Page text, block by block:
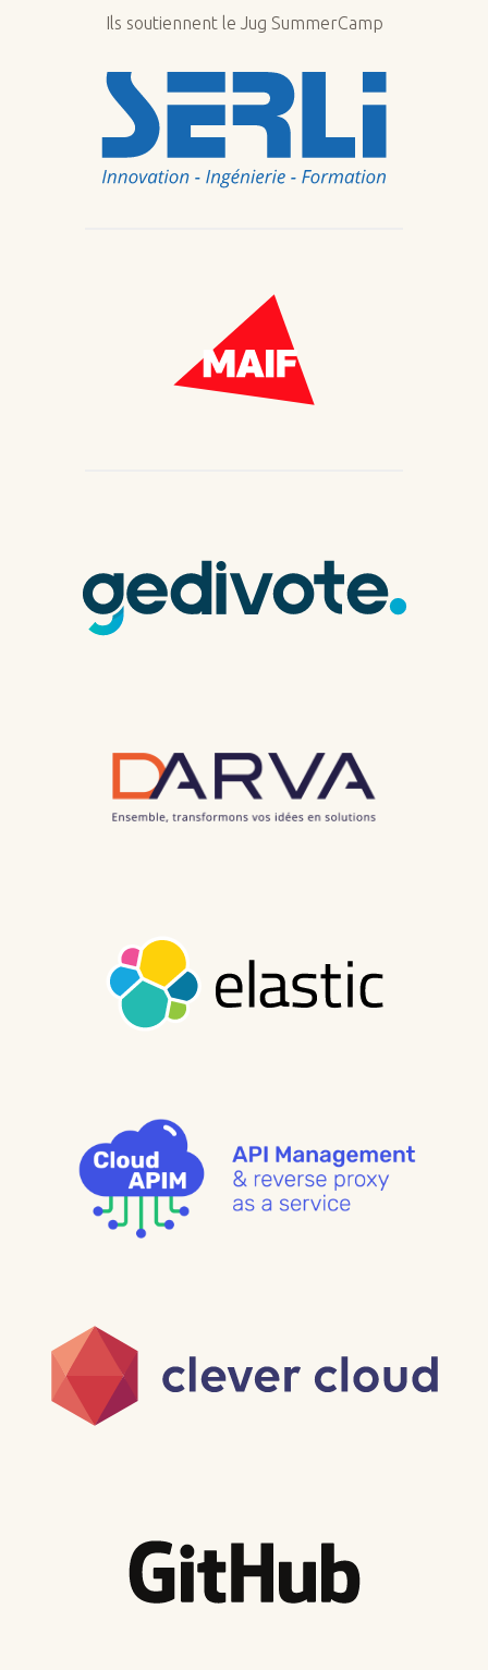
Ils soutiennent le Jug SummerCamp